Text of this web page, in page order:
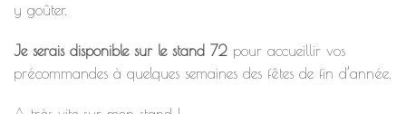
y goûter.
Je serais disponible sur le stand 72 pour accueillir vos
précommandes à quelques semaines des fêtes de fin d’année.